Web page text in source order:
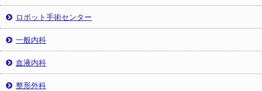
ロボット手術センター
一般内科
血液内科
整形外科